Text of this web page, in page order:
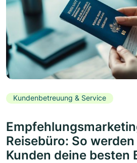
Kundenbetreuung & Service
Reisebüro: So
Kunden deine besten